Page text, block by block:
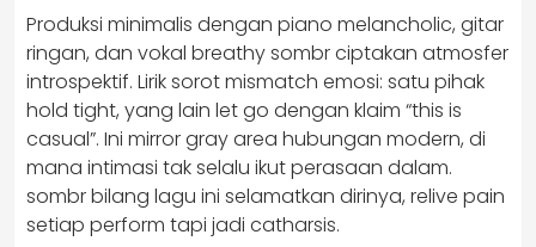
Produksi minimalis dengan piano melancholic, gitar
ringan, dan vokal breathy sombr ciptakan atmosfer
introspektif. Lirik sorot mismatch emosi: satu pihak
hold tight, yang lain let go dengan klaim “this is
casual”. Ini mirror gray area hubungan modern, di
mana intimasi tak selalu ikut perasaan dalam.
sombr bilang lagu ini selamatkan dirinya, relive pain
setiap perform tapi jadi catharsis.